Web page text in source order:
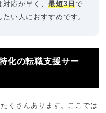
対応が早く、 最短3日で
い人におすすめです。
化の転職支援サー
くさんあります。ここでは